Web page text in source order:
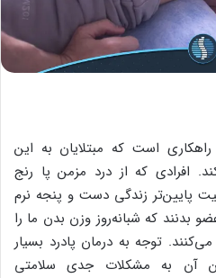
است که مبتلایان به این
افرادی که از درد مزمن پا رنج
پایین‌تر زندگی دست و پنجه نرم
بدنند که شبانه‌روز وزن بدن ما را
توجه به درمان پادرد بسیار
آن به مشکلات جدی سلامتی